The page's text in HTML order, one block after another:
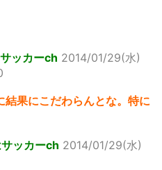
ッカーch 2014/01/29(水)
果にこだわらんとな。特に
ッカーch 2014/01/29(水)